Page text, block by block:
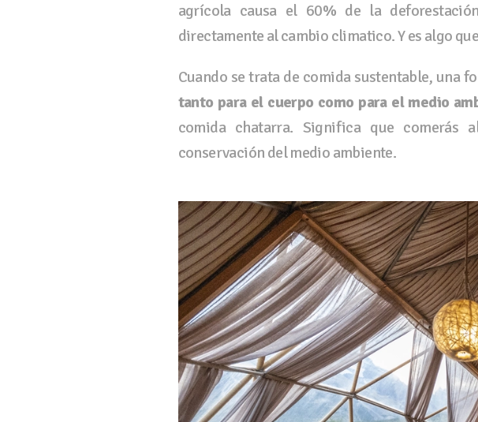
agrícola causa el 60% de la
directamente al cambio climatico. Y es algo
Cuando se trata de comida sustentable, una
tanto para el cuerpo como para el medio
comida chatarra. Significa que
conservación del medio ambiente.